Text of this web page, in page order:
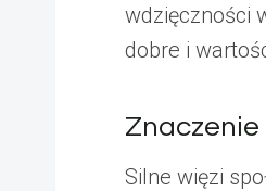
wdzięczności
dobre i
Silne więzi